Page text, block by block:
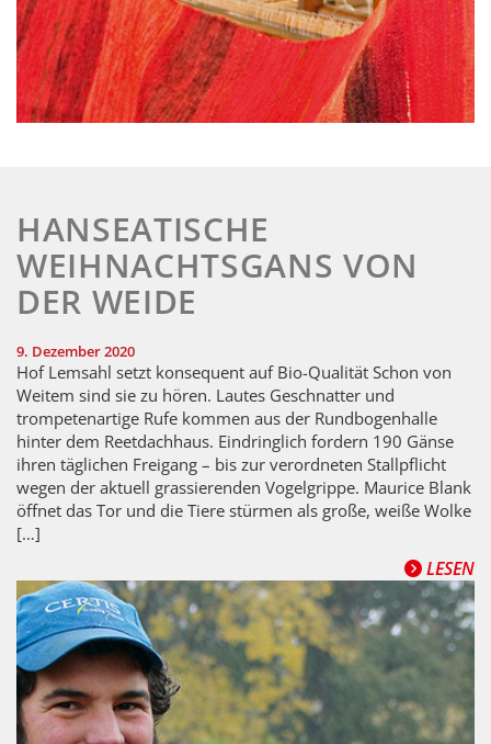
HANSEATISCHE
WEIHNACHTSGANS VON
DER WEIDE
9. Dezember 2020
Hof Lemsahl setzt konsequent auf Bio-Qualität Schon von
Weitem sind sie zu hören. Lautes Geschnatter und
trompetenartige Rufe kommen aus der Rundbogenhalle
hinter dem Reetdachhaus. Eindringlich fordern 190 Gänse
ihren täglichen Freigang – bis zur verordneten Stallpflicht
wegen der aktuell grassierenden Vogelgrippe. Maurice Blank
öffnet das Tor und die Tiere stürmen als große, weiße Wolke
[…]
LESEN